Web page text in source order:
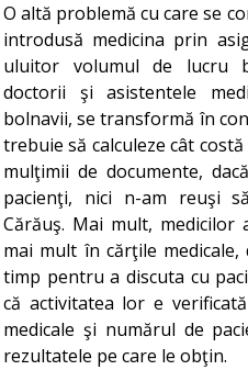
O altă problemă cu care se
introdusă medicina prin
uluitor volumul de lucru
doctorii şi asistentele
bolnavii, se transformă în
trebuie să calculeze cât
mulţimii de documente,
pacienţi, nici n-am reuşi
Cărăuş. Mai mult, medicilor
mai mult în cărţile
timp pentru a discuta cu
că activitatea lor e
medicale şi numărul de
rezultatele pe care le obţin.